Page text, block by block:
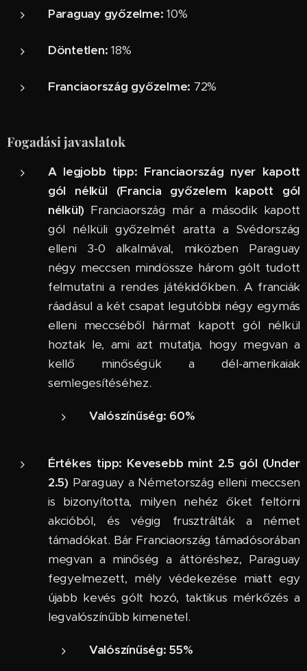
Paraguay győzelme: 10%
Döntetlen: 18%
Franciaország győzelme: 72%
Fogadási javaslatok
A legjobb tipp: Franciaország nyer kapott
gól nélkül (Francia győzelem kapott gól
nélkül) Franciaország már a második kapott
gól nélküli győzelmét aratta a Svédország
elleni 3-0 alkalmával, miközben Paraguay
négy meccsen mindössze három gólt tudott
felmutatni a rendes játékidőkben. A franciák
ráadásul a két csapat legutóbbi négy egymás
elleni meccséből hármat kapott gól nélkül
hoztak le, ami azt mutatja, hogy megvan a
kellő minőségük a dél-amerikaiak
semlegesítéséhez.
Valószínűség: 60%
Értékes tipp: Kevesebb mint 2.5 gól (Under
2.5) Paraguay a Németország elleni meccsen
is bizonyította, milyen nehéz őket feltörni
akcióból, és végig frusztrálták a német
támadókat. Bár Franciaország támadósorában
megvan a minőség a áttöréshez, Paraguay
fegyelmezett, mély védekezése miatt egy
újabb kevés gólt hozó, taktikus mérkőzés a
legvalószínűbb kimenetel.
Valószínűség: 55%